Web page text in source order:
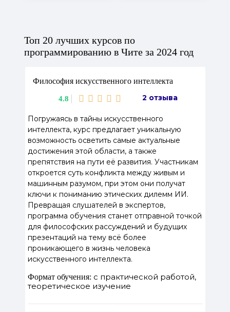
Топ 20 лучших курсов по
программированию в Чите за 2024 год
Философия искусственного интеллекта
4.8 2 отзыва
Погружаясь в тайны искусственного
интеллекта, курс предлагает уникальную
возможность осветить самые актуальные
достижения этой области, а также
препятствия на пути её развития. Участникам
откроется суть конфликта между живым и
машинным разумом, при этом они получат
ключи к пониманию этических дилемм ИИ.
Превращая слушателей в экспертов,
программа обучения станет отправной точкой
для философских рассуждений и будущих
презентаций на тему всё более
проникающего в жизнь человека
искусственного интеллекта.
Формат обучения: с практической работой,
теоретическое изучение